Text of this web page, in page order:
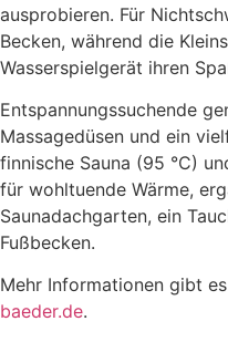
ausprobieren. Für
Becken, während die
Wasserspielgerät ihren
Entspannungssuchende
Massagedüsen und ein
finnische Sauna (95 °C)
für wohltuende Wärme,
Saunadachgarten, ein
Fußbecken.
Mehr Informationen gibt
baeder.de.